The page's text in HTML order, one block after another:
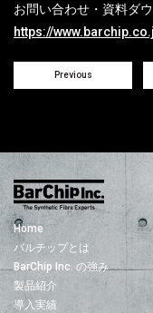
お問い合わせ・資料ダ
https://
Previous
Home
バルチップとは
BarChip Inc. の強み
製品紹介
導入実績